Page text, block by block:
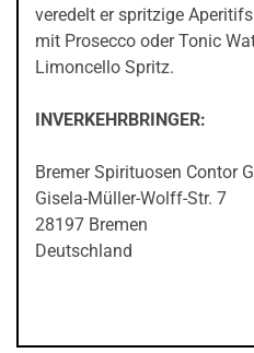
veredelt er spritzige
mit Prosecco oder Tonic
Limoncello Spritz.
INVERKEHRBRINGER:
Bremer Spirituosen Contor
Gisela-Müller-Wolff-Str. 7
28197 Bremen
Deutschland